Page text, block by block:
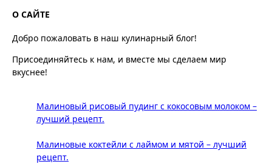
О САЙТЕ
Добро пожаловать в наш кулинарный блог!
Присоединяйтесь к нам, и вместе мы сделаем мир
вкуснее!
Малиновый рисовый пудинг с кокосовым молоком –
лучший рецепт.
Малиновые коктейли с лаймом и мятой – лучший
рецепт.